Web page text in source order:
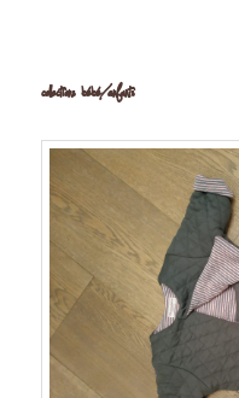
collections bébé/enfants